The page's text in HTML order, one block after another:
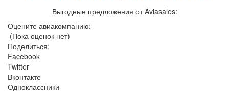
Выгодные предложения от Aviasales:
Оцените авиакомпанию:
(Пока оценок нет)
Поделиться:
Facebook
Twitter
Вконтакте
Одноклассники